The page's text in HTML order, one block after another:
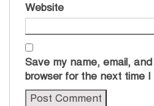
Website
Save my name, email,
browser for the next time I